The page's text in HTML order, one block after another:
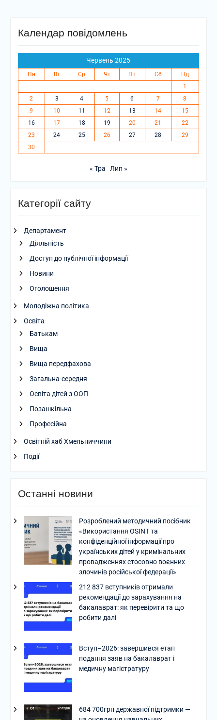
Календар повідомлень
Червень 2025
Пн Вт Ср Чт Пт Сб
Нд
1
2
3 4 5 6 7
8
9
10 11 12 13 14
15
16
17 18 19 20 21
22
23
24 25 26 27 28
29
30
« Тра Лип »
Категорії сайту
Департамент
Діяльність
Доступ до публічної інформації
Новини
Оголошення
Молодіжна політика
Освіта
Батькам
Вища
Вища передфахова
Загальна-середня
Освіта дітей з ООП
Позашкільна
Професійна
Освітній хаб Хмельниччини
Події
Останні новини
Розроблений методичний посібник
«Використання OSINT та
конфіденційної інформації про
українських дітей у кримінальних
провадженнях стосовно воєнних
злочинів російської федерації»
212 837 вступників отримали
рекомендації до зарахування на
бакалаврат: як перевірити та що
робити далі
Вступ–2026: завершився етап
подання заяв на бакалаврат і
медичну магістратуру
684 700грн державної підтримки —